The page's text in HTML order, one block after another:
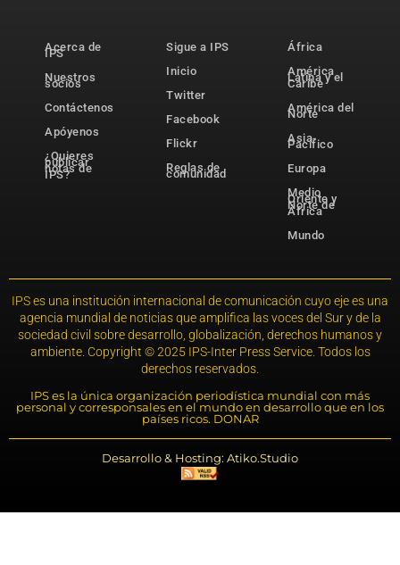
Acerca de
IPS
Nuestros
socios
Contáctenos
Apóyenos
¿Quieres
publicar
notas de
IPS?
Sigue a IPS
Inicio
Twitter
Facebook
Flickr
Reglas de
comunidad
África
América
Latina y el
Caribe
América del
Norte
Asia-
Pacífico
Europa
Medio
Oriente y
Norte de
África
Mundo
IPS es una institución internacional de comunicación cuyo eje es una
agencia mundial de noticias que amplifica las voces del Sur y de la
sociedad civil sobre desarrollo, globalización, derechos humanos y
ambiente. Copyright © 2025 IPS-Inter Press Service. Todos los
derechos reservados.
IPS es la única organización periodística mundial con más
personal y corresponsales en el mundo en desarrollo que en los
países ricos. DONAR
Desarrollo & Hosting: Atiko.Studio